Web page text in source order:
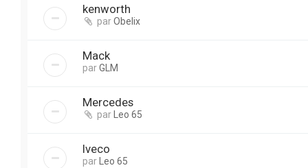
kenworth
parObelix
Mack
parGLM
Mercedes
par Leo 65
Iveco
par Leo 65